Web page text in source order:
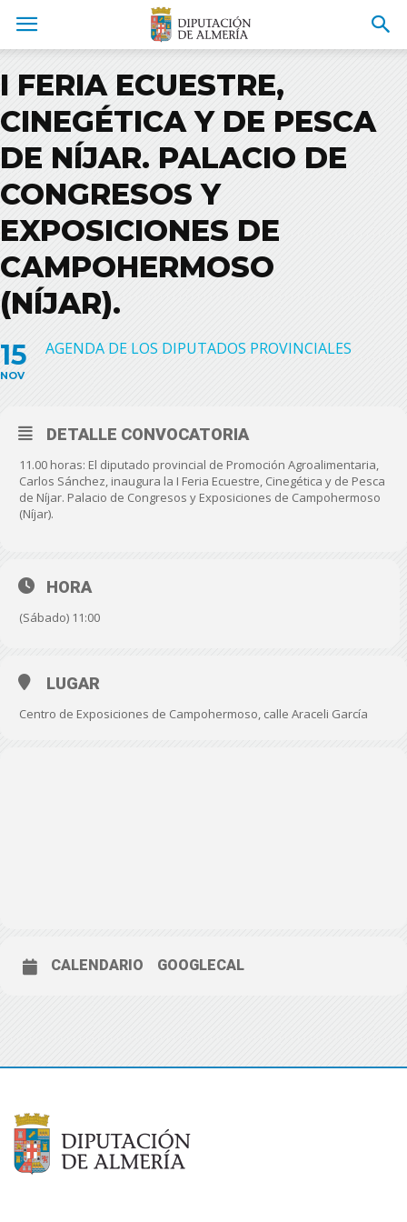
I FERIA ECUESTRE,
CINEGÉTICA Y DE PESCA
DE NÍJAR. PALACIO DE
CONGRESOS Y
EXPOSICIONES DE
CAMPOHERMOSO
(NÍJAR).
15
NOV
AGENDA DE LOS DIPUTADOS PROVINCIALES
DETALLE CONVOCATORIA
11.00 horas: El diputado provincial de Promoción Agroalimentaria,
Carlos Sánchez, inaugura la I Feria Ecuestre, Cinegética y de Pesca
de Níjar. Palacio de Congresos y Exposiciones de Campohermoso
(Níjar).
HORA
(Sábado) 11:00
LUGAR
Centro de Exposiciones de Campohermoso, calle Araceli García
CALENDARIO GOOGLECAL